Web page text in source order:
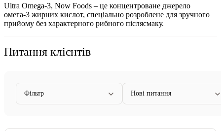
Ultra Omega-3, Now Foods – це концентроване джерело
омега-3 жирних кислот, спеціально розроблене для зручного
прийому без характерного рибного післясмаку.
Питання клієнтів
Фільтр Нові питання